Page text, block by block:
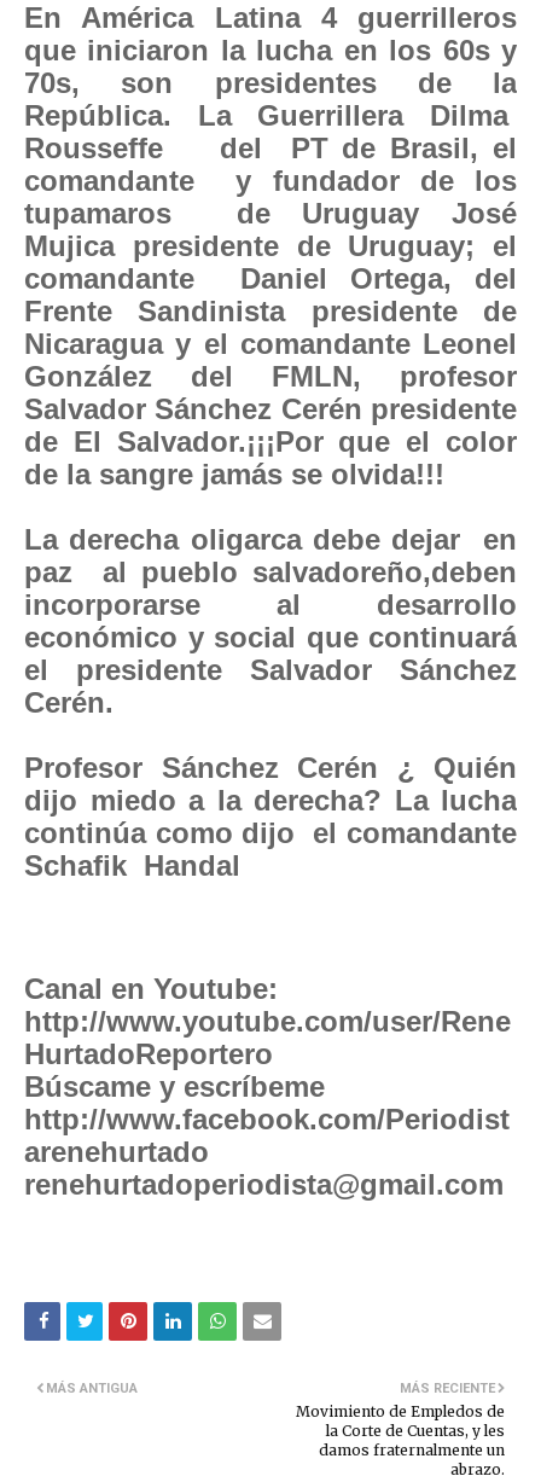
En América Latina 4 guerrilleros
que iniciaron la lucha en los 60s y
70s, son presidentes de la
República. La Guerrillera Dilma
Rousseffe del PT de Brasil, el
comandante y fundador de los
tupamaros de Uruguay José
Mujica presidente de Uruguay; el
comandante Daniel Ortega, del
Frente Sandinista presidente de
Nicaragua y el comandante Leonel
González del FMLN, profesor
Salvador Sánchez Cerén presidente
de El Salvador.¡¡¡Por que el color
de la sangre jamás se olvida!!!
La derecha oligarca debe dejar en
paz al pueblo salvadoreño,deben
incorporarse al desarrollo
económico y social que continuará
el presidente Salvador Sánchez
Cerén.
Profesor Sánchez Cerén ¿ Quién
dijo miedo a la derecha? La lucha
continúa como dijo el comandante
Schafik Handal
Canal en Youtube:
http://www.youtube.com/user/Rene
HurtadoReportero
Búscame y escríbeme
http://www.facebook.com/Periodist
arenehurtado
renehurtadoperiodista@gmail.com
MÁS RECIENTE
Movimiento de Empledos de
la Corte de Cuentas, y les
damos fraternalmente un
abrazo.
MÁS ANTIGUA